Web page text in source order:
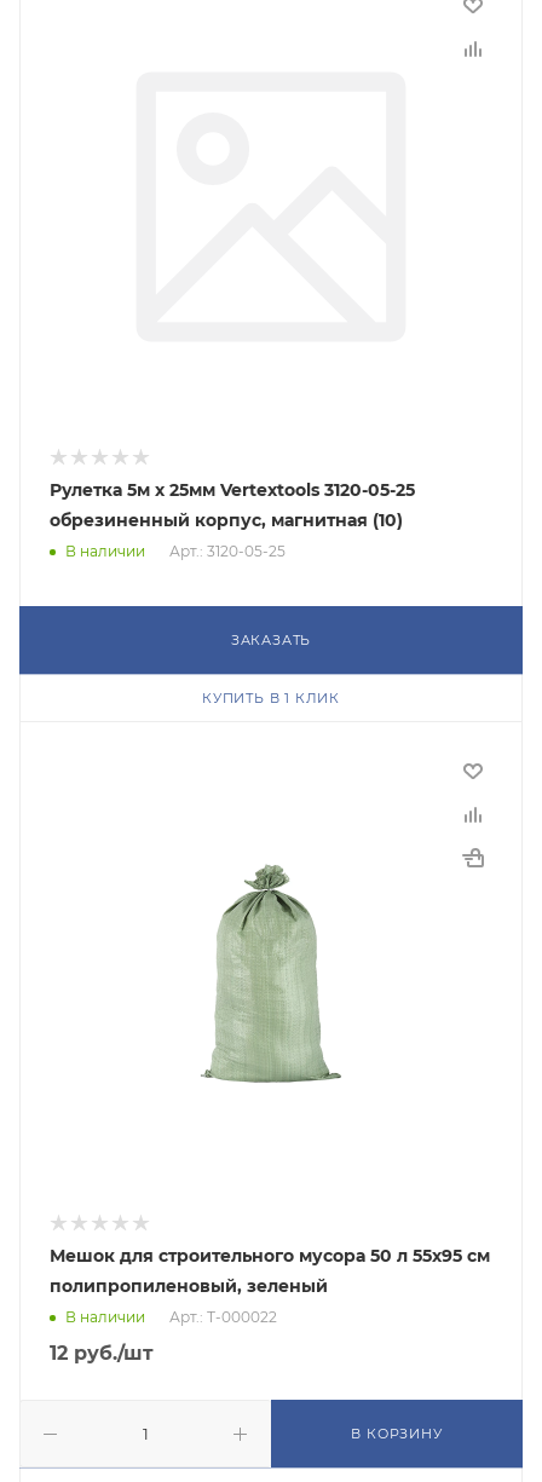
Рулетка 5м х 25мм Vertextools 3120-05-25
обрезиненный корпус, магнитная (10)
В наличии Арт.: 3120-05-25
ЗАКАЗАТЬ
КУПИТЬ В 1 КЛИК
Мешок для строительного мусора 50 л 55х95 см
полипропиленовый, зеленый
В наличии Арт.: Т-000022
12 руб./шт
В КОРЗИНУ